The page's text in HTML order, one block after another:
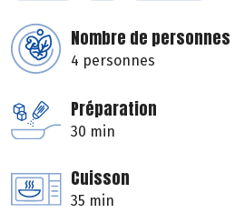
Nombre de personnes
4 personnes
Préparation
30 min
Cuisson
35 min